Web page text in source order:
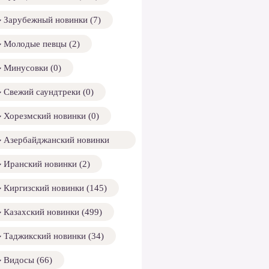
Зарубежный новинки (7)
Молодые певцы (2)
Минусовки (0)
Свежий саундтреки (0)
Хорезмский новинки (0)
Азербайджанский новинки
Иранский новинки (2)
Киргизский новинки (145)
Казахский новинки (499)
Таджикский новинки (34)
Видосы (66)